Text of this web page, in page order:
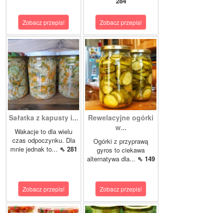
Zobacz przepis! Zobacz przepis!
Sałatka z kapusty i...
Wakacje to dla wielu
czas odpoczynku. Dla
mnie jednak to... ⇖ 281
Zobacz przepis!
Rewelacyjne ogórki
w...
Ogórki z przyprawą
gyros to ciekawa
alternatywa dla... ⇖ 149
Zobacz przepis!